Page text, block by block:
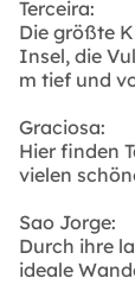
Terceira:
Die größte
Insel, die
m tief und
Graciosa:
Hier finden
vielen
Sao Jorge:
Durch ihre
ideale